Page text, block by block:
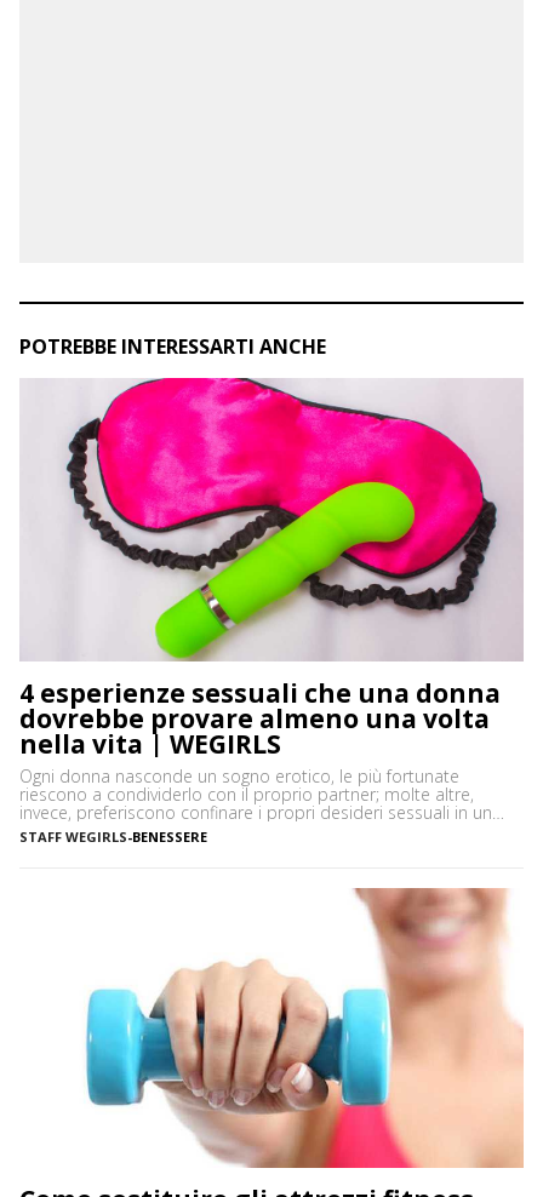
POTREBBE INTERESSARTI ANCHE
4 esperienze sessuali che una donna
dovrebbe provare almeno una volta
nella vita | WEGIRLS
Ogni donna nasconde un sogno erotico, le più fortunate
riescono a condividerlo con il proprio partner; molte altre,
invece, preferiscono confinare i propri desideri sessuali in un
angolino della mente, talvolta per imbarazzo o per il timore di
essere giudicate negativamente. La verità è che avere fantasie è
STAFF WEGIRLS-BENESSERE